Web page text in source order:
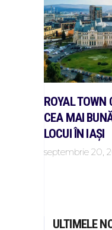
ROYAL TOWN
CEA MAI
LOCUI ÎN IAȘI
septembrie 20,
ULTIMELE